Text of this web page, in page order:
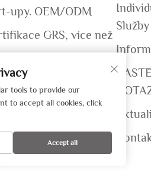
upy. OEM/ODM
GRS, více než
dní). Získejte nabídku
Služby
tools to provide our
to accept all cookies, click
Accept all